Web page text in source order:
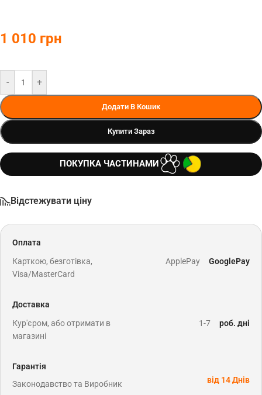
1 010 грн
- +
Додати В Кошик
Купити Зараз
ПОКУПКА ЧАСТИНАМИ
Відстежувати ціну
Оплата
Карткою, безготівка,
Visa/MasterCard
ApplePay GooglePay
Доставка
Кур'єром, або отримати в
магазині
1-7 роб. дні
Гарантія
Законодавство та Виробник
від 14 Днів